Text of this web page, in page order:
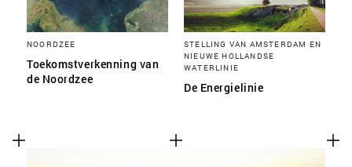
NOORDZEE
Toekomstverkenning van
de Noordzee
STELLING VAN AMSTERDAM EN
NIEUWE HOLLANDSE
WATERLINIE
De Energielinie